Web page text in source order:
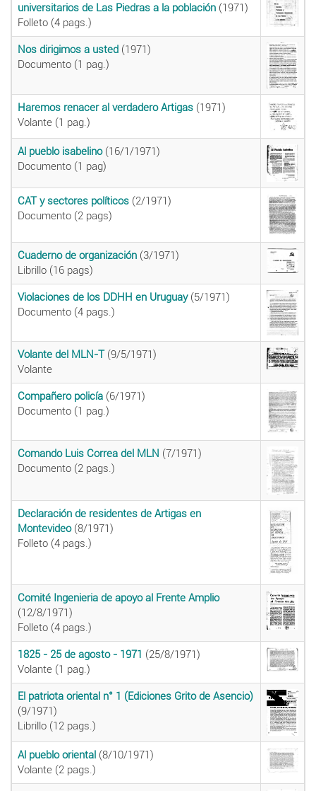
universitarios de Las Piedras a la población (1971)
Folleto (4 pags.)
Nos dirigimos a usted (1971)
Documento (1 pag.)
Haremos renacer al verdadero Artigas (1971)
Volante (1 pag.)
Al pueblo isabelino(16/1/1971)
Documento (1 pag)
CAT y sectores políticos (2/1971)
Documento (2 pags)
Cuaderno de organización (3/1971)
Librillo (16 pags)
Violaciones de los DDHH en Uruguay(5/1971)
Documento (4 pags.)
Volante del MLN-T(9/5/1971)
Volante
Compañero policía (6/1971)
Documento (1 pag.)
Comando Luis Correa del MLN (7/1971)
Documento (2 pags.)
Declaración de residentes de Artigas en
Montevideo(8/1971)
Folleto (4 pags.)
Comité Ingenieria de apoyo al Frente Amplio
(12/8/1971)
Folleto (4 pags.)
1825 - 25 de agosto - 1971 (25/8/1971)
Volante (1 pag.)
El patriota oriental n° 1 (Ediciones Grito de Asencio)
(9/1971)
Librillo (12 pags.)
Al pueblo oriental (8/10/1971)
Volante (2 pags.)